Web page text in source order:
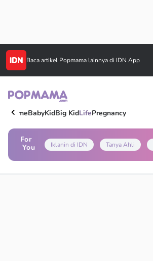
Baca artikel Popmama lainnya di IDN App
HomeBabyKidBig KidLifePregnancy
For
You
Iklanin di IDN Tanya Ahli